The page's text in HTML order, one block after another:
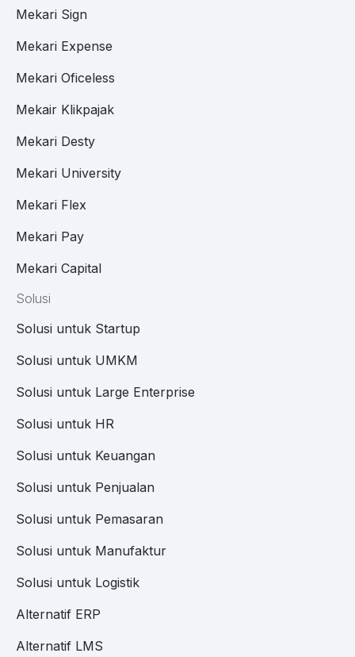
Mekari Sign
Mekari Expense
Mekari Oficeless
Mekair Klikpajak
Mekari Desty
Mekari University
Mekari Flex
Mekari Pay
Mekari Capital
Solusi
Solusi untuk Startup
Solusi untuk UMKM
Solusi untuk Large Enterprise
Solusi untuk HR
Solusi untuk Keuangan
Solusi untuk Penjualan
Solusi untuk Pemasaran
Solusi untuk Manufaktur
Solusi untuk Logistik
Alternatif ERP
Alternatif LMS